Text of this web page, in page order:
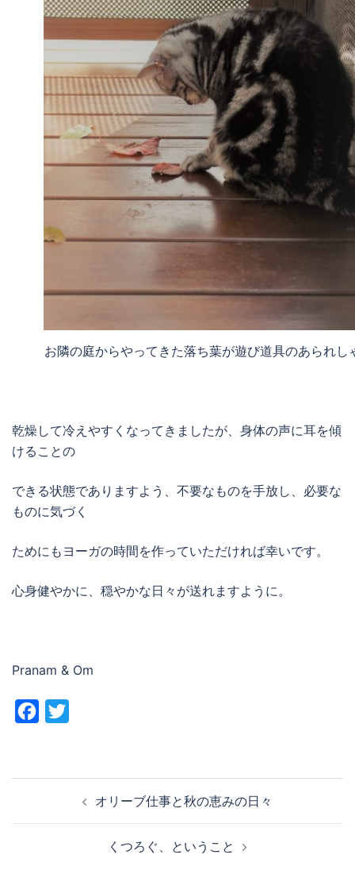
お隣の庭からやってきた落ち葉が遊び道具のあられし
乾燥して冷えやすくなってきましたが、身体の声に耳を傾
けることの
できる状態でありますよう、不要なものを手放し、必要な
ものに気づく
ためにもヨーガの時間を作っていただければ幸いです。
心身健やかに、穏やかな日々が送れますように。
Pranam & Om
Facebook
ナ
オリーブ仕事と秋の恵みの日々
くつろぐ、ということ